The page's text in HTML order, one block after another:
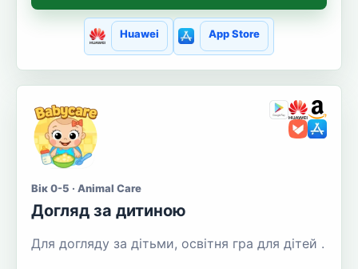
Huawei App Store
Вік 0-5 · Animal Care
Догляд за дитиною
Для догляду за дітьми, освітня гра для дітей .